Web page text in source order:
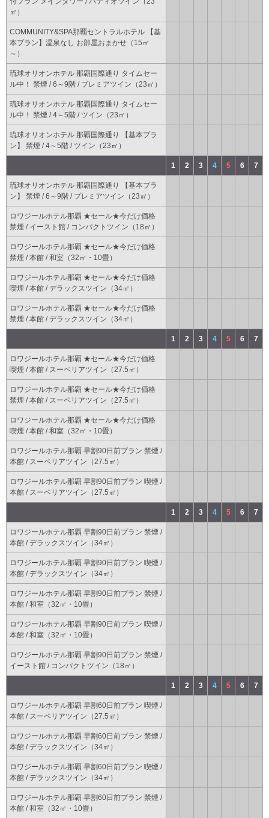
㎡）
COMMUNITY&SPA那覇セントラルホテル 【基
本プラン】温泉なし お部屋おまかせ（15㎡
～）
琉球オリオンホテル 那覇国際通り タイムセー
ル中！ 禁煙 / 6～9階 / プレミアツイン（23㎡）
琉球オリオンホテル 那覇国際通り タイムセー
ル中！ 禁煙 / 4～5階 / ツイン（23㎡）
琉球オリオンホテル 那覇国際通り 【基本プラ
ン】 禁煙 / 4～5階 / ツイン（23㎡）
1 2 3 4 5 6 7
琉球オリオンホテル 那覇国際通り 【基本プラ
ン】 禁煙 / 6～9階 / プレミアツイン（23㎡）
ロワジールホテル那覇 ★セール★今だけ価格
禁煙 / イースト館 / コンパクトツイン（18㎡）
ロワジールホテル那覇 ★セール★今だけ価格
禁煙 / 本館 / 和室（32㎡・10畳）
ロワジールホテル那覇 ★セール★今だけ価格
喫煙 / 本館 / デラックスツイン（34㎡）
ロワジールホテル那覇 ★セール★今だけ価格
禁煙 / 本館 / デラックスツイン（34㎡）
1 2 3 4 5 6 7
ロワジールホテル那覇 ★セール★今だけ価格
喫煙 / 本館 / スーペリアツイン（27.5㎡）
ロワジールホテル那覇 ★セール★今だけ価格
禁煙 / 本館 / スーペリアツイン（27.5㎡）
ロワジールホテル那覇 ★セール★今だけ価格
喫煙 / 本館 / 和室（32㎡・10畳）
ロワジールホテル那覇 早割90日前プラン 禁煙 /
本館 / スーペリアツイン（27.5㎡）
ロワジールホテル那覇 早割90日前プラン 喫煙 /
本館 / スーペリアツイン（27.5㎡）
1 2 3 4 5 6 7
ロワジールホテル那覇 早割90日前プラン 禁煙 /
本館 / デラックスツイン（34㎡）
ロワジールホテル那覇 早割90日前プラン 喫煙 /
本館 / デラックスツイン（34㎡）
ロワジールホテル那覇 早割90日前プラン 禁煙 /
本館 / 和室（32㎡・10畳）
ロワジールホテル那覇 早割90日前プラン 喫煙 /
本館 / 和室（32㎡・10畳）
ロワジールホテル那覇 早割90日前プラン 禁煙 /
イースト館 / コンパクトツイン（18㎡）
1 2 3 4 5 6 7
ロワジールホテル那覇 早割60日前プラン 喫煙 /
本館 / スーペリアツイン（27.5㎡）
ロワジールホテル那覇 早割60日前プラン 禁煙 /
本館 / デラックスツイン（34㎡）
ロワジールホテル那覇 早割60日前プラン 喫煙 /
本館 / デラックスツイン（34㎡）
ロワジールホテル那覇 早割60日前プラン 禁煙 /
本館 / 和室（32㎡・10畳）